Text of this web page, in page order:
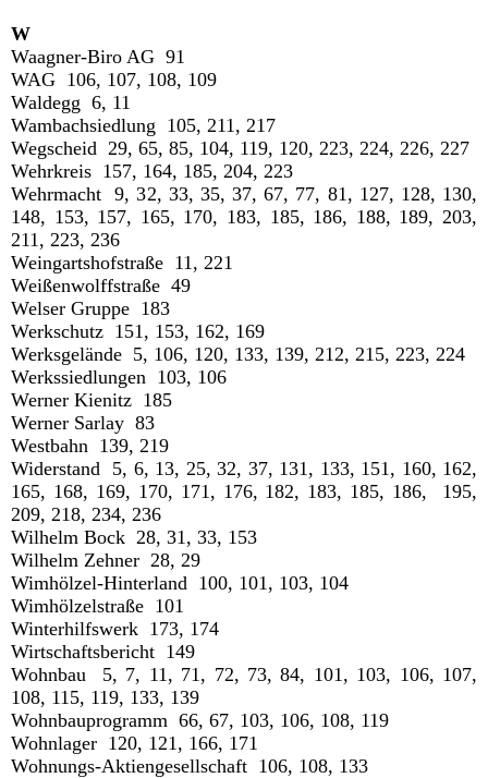
W
Waagner-Biro AG 91
WAG 106, 107, 108, 109
Waldegg 6, 11
Wambachsiedlung 105, 211, 217
Wegscheid 29, 65, 85, 104, 119, 120, 223, 224, 226, 227
Wehrkreis 157, 164, 185, 204, 223
Wehrmacht 9, 32, 33, 35, 37, 67, 77, 81, 127, 128, 130,
148, 153, 157, 165, 170, 183, 185, 186, 188, 189, 203,
211, 223, 236
Weingartshofstraße 11, 221
Weißenwolffstraße 49
Welser Gruppe 183
Werkschutz 151, 153, 162, 169
Werksgelände 5, 106, 120, 133, 139, 212, 215, 223, 224
Werkssiedlungen 103, 106
Werner Kienitz 185
Werner Sarlay 83
Westbahn 139, 219
Widerstand 5, 6, 13, 25, 32, 37, 131, 133, 151, 160, 162,
165, 168, 169, 170, 171, 176, 182, 183, 185, 186, 195,
209, 218, 234, 236
Wilhelm Bock 28, 31, 33, 153
Wilhelm Zehner 28, 29
Wimhölzel-Hinterland 100, 101, 103, 104
Wimhölzelstraße 101
Winterhilfswerk 173, 174
Wirtschaftsbericht 149
Wohnbau 5, 7, 11, 71, 72, 73, 84, 101, 103, 106, 107,
108, 115, 119, 133, 139
Wohnbauprogramm 66, 67, 103, 106, 108, 119
Wohnlager 120, 121, 166, 171
Wohnungs-Aktiengesellschaft 106, 108, 133